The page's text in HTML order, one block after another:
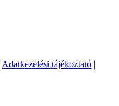
Adatkezelési tájékoztató |